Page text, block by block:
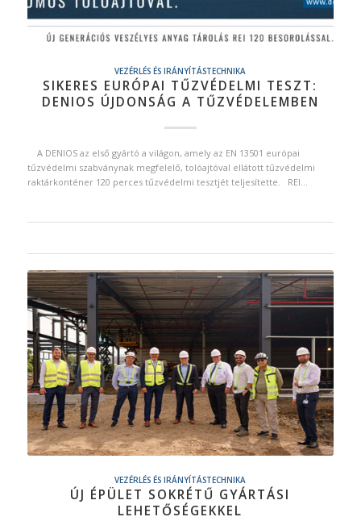
VEZÉRLÉS ÉS IRÁNYÍTÁSTECHNIKA
SIKERES EURÓPAI TŰZVÉDELMI TESZT:
DENIOS ÚJDONSÁG A TŰZVÉDELEMBEN
A DENIOS az első gyártó a világon, amely az EN 13501 európai
tűzvédelmi szabványnak megfelelő, tolóajtóval ellátott tűzvédelmi
raktárkonténer 120 perces tűzvédelmi tesztjét teljesítette. REI…
VEZÉRLÉS ÉS IRÁNYÍTÁSTECHNIKA
ÚJ ÉPÜLET SOKRÉTŰ GYÁRTÁSI
LEHETŐSÉGEKKEL